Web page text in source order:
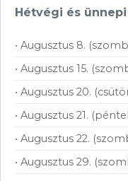
Hétvégi és
• Augusztus 8.
• Augusztus 15.
• Augusztus 20.
• Augusztus 21.
• Augusztus 22.
• Augusztus 29.